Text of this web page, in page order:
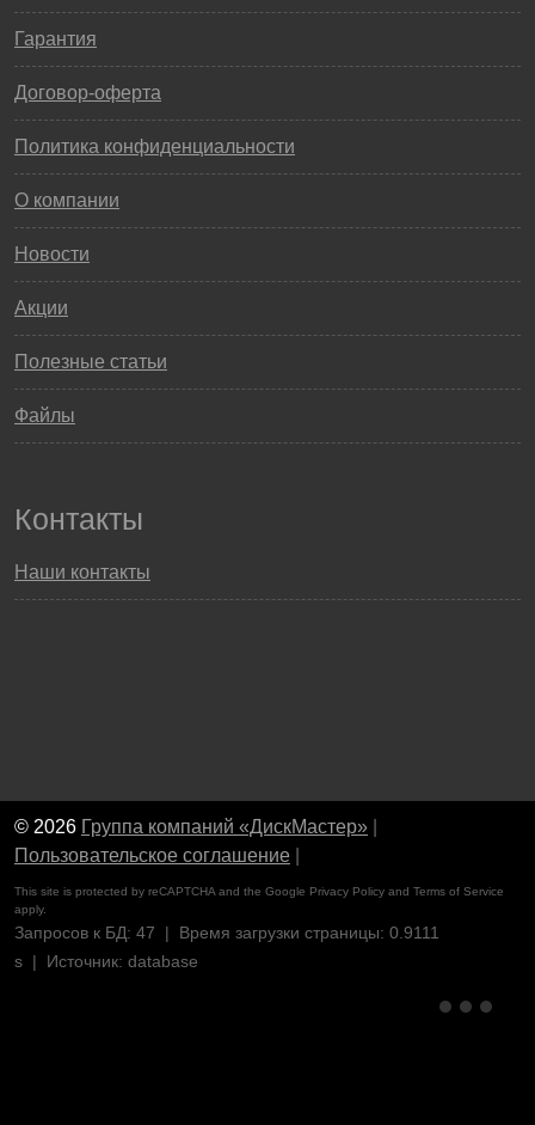
Гарантия
Договор-оферта
Политика конфиденциальности
О компании
Новости
Акции
Полезные статьи
Файлы
Контакты
Наши контакты
© 2026 Группа компаний «ДискМастер»
Пользовательское соглашение
This site is protected by reCAPTCHA and the Google Privacy Policy and Terms of Service
apply.
Запросов к БД: 47 | Время загрузки страницы: 0.9111
s | Источник: database